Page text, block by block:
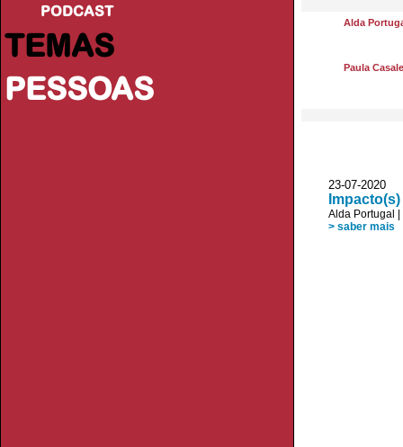
PODCAST
TEMAS
PESSOAS
Alda
Paula
23-07-
Alda Portugal
> saber mais